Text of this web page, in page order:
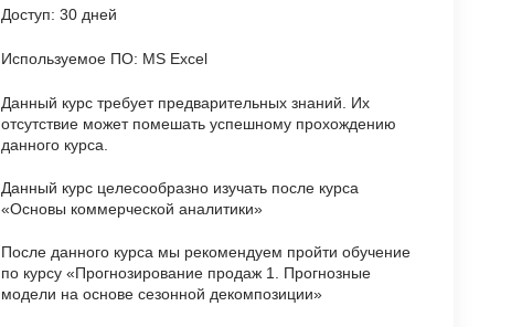
Доступ: 30 дней
Используемое ПО: MS Excel
Данный курс требует предварительных знаний. Их
отсутствие может помешать успешному прохождению
данного курса.
Данный курс целесообразно изучать после курса
«Основы коммерческой аналитики»
После данного курса мы рекомендуем пройти обучение
по курсу «Прогнозирование продаж 1. Прогнозные
модели на основе сезонной декомпозиции»